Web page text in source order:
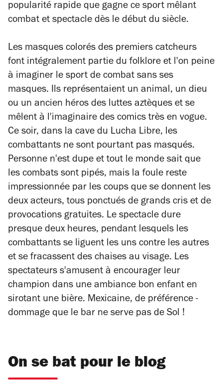
popularité rapide que gagne ce sport mêlant
combat et spectacle dès le début du siècle.
Les masques colorés des premiers catcheurs
font intégralement partie du folklore et l'on peine
à imaginer le sport de combat sans ses
masques. Ils représentaient un animal, un dieu
ou un ancien héros des luttes aztèques et se
mêlent à l'imaginaire des comics très en vogue.
Ce soir, dans la cave du Lucha Libre, les
combattants ne sont pourtant pas masqués.
Personne n'est dupe et tout le monde sait que
les combats sont pipés, mais la foule reste
impressionnée par les coups que se donnent les
deux acteurs, tous ponctués de grands cris et de
provocations gratuites. Le spectacle dure
presque deux heures, pendant lesquels les
combattants se liguent les uns contre les autres
et se fracassent des chaises au visage. Les
spectateurs s'amusent à encourager leur
champion dans une ambiance bon enfant en
sirotant une bière. Mexicaine, de préférence -
dommage que le bar ne serve pas de Sol !
On se bat pour le blog